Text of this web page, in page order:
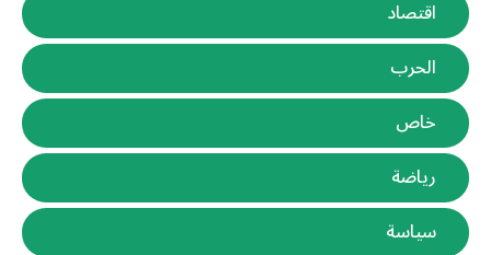
اقتصاد
الحرب
خاص
رياضة
سياسة